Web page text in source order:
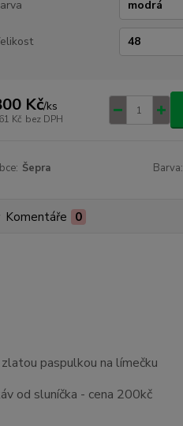
Kč/ks
Kč bez DPH
Šepra Barva:
Komentáře 0
paspulkou na límečku
- cena 200kč